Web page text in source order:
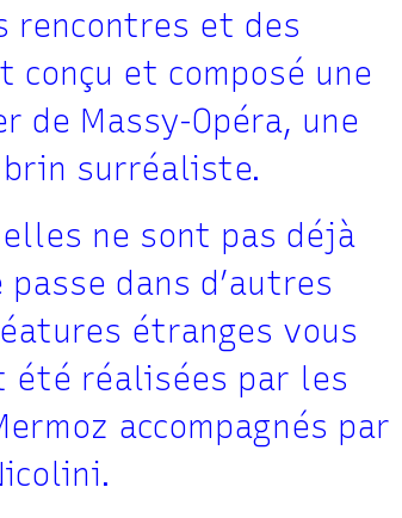
et des
et composé une
de Massy-Opéra, une
surréaliste.
ne sont pas déjà
dans d’autres
étranges vous
été réalisées par les
accompagnés par